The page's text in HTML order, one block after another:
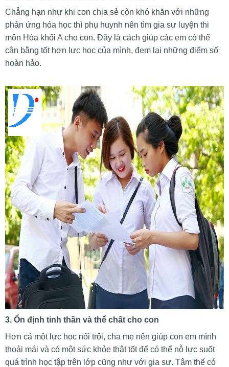
Chẳng hạn như khi con chia sẻ còn khó khăn với những
phản ứng hóa học thì phụ huynh nên tìm gia sư luyện thi
môn Hóa khối A cho con. Đây là cách giúp các em có thể
cân bằng tốt hơn lực học của mình, đem lại những điểm số
hoàn hảo.
3. Ổn định tinh thần và thể chất cho con
Hơn cả một lực học nổi trội, cha mẹ nên giúp con em mình
thoải mái và có một sức khỏe thật tốt để có thể nỗ lực suốt
quá trình học tập trên lớp cũng như với gia sư. Tâm thế có